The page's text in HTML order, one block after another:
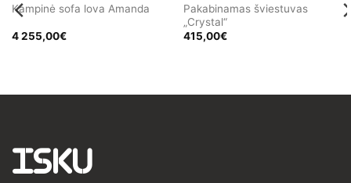
Kampinė sofa lova Amanda
4 255,00€
Pakabinamas šviestuvas
„Crystal“
415,00€
ISKU